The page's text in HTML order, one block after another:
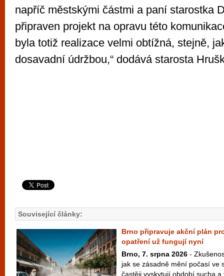
napříč městskými částmi a paní starostka
připraven projekt na opravu této
byla totiž realizace velmi obtížná, stejně,
dosavadní údržbou,“ dodává starosta
Související články:
Brno připravuje akční plán
opatření už fungují nyní
Brno, 7. srpna 2026 -
jak se zásadně mění počasí ve
častěji vyskytují období sucha a